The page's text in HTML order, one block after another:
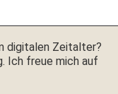
dig­i­tal­en Zeital­ter?
Ich freue mich auf